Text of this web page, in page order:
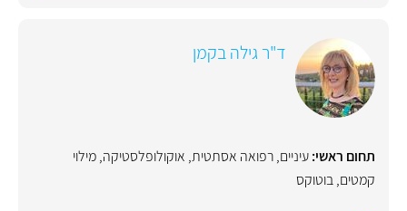
ד"ר גילה בקמן
תחום ראשי:עיניים,רפואה אסתטית, אוקולופלסטיקה,מילוי
קמטים,בוטוקס